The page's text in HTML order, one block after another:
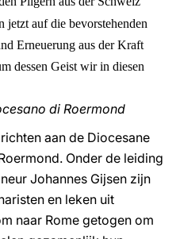
jetzt auf die bevorstehenden
Erneuerung aus der Kraft
dessen Geist wir in diesen
di Roermond
aan de Diocesane
Onder de leiding
Johannes Gijsen zijn
en leken uit
naar Rome getogen om